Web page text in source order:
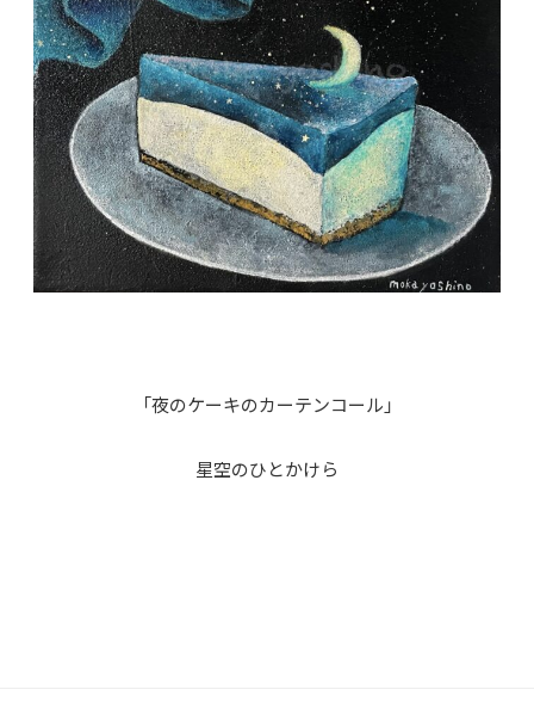
「夜のケーキのカーテンコール」
星空のひとかけら